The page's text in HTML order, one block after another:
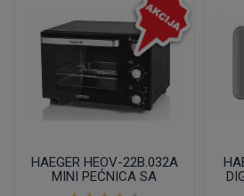
HAEGER HEOV-22B.032A
MINI PEĆNICA SA
TAJMEROM 22L